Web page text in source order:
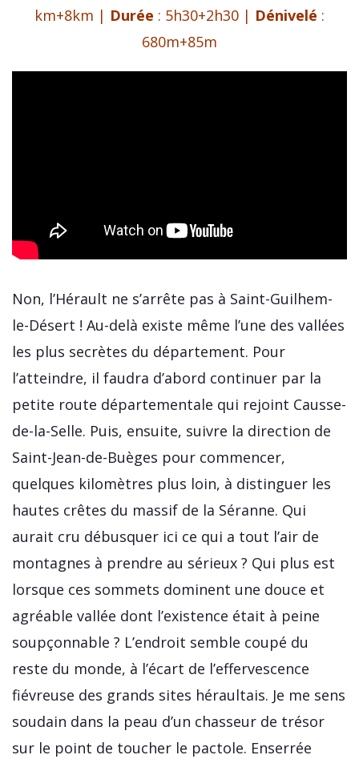
km+8km | Durée : 5h30+2h30 | Dénivelé :
680m+85m
Non, l’Hérault ne s’arrête pas à Saint-Guilhem-
le-Désert ! Au-delà existe même l’une des vallées
les plus secrètes du département. Pour
l’atteindre, il faudra d’abord continuer par la
petite route départementale qui rejoint Causse-
de-la-Selle. Puis, ensuite, suivre la direction de
Saint-Jean-de-Buèges pour commencer,
quelques kilomètres plus loin, à distinguer les
hautes crêtes du massif de la Séranne. Qui
aurait cru débusquer ici ce qui a tout l’air de
montagnes à prendre au sérieux ? Qui plus est
lorsque ces sommets dominent une douce et
agréable vallée dont l’existence était à peine
soupçonnable ? L’endroit semble coupé du
reste du monde, à l’écart de l’effervescence
fiévreuse des grands sites héraultais. Je me sens
soudain dans la peau d’un chasseur de trésor
sur le point de toucher le pactole. Enserrée